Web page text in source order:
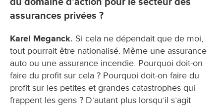
assurances privées ?
Karel Meganck. Si cela ne dépendait que de moi,
tout pourrait être nationalisé. Même une assurance
auto ou une assurance incendie. Pourquoi doit-on
faire du profit sur cela ? Pourquoi doit-on faire du
profit sur les petites et grandes catastrophes qui
frappent les gens ? D’autant plus lorsqu’il s’agit